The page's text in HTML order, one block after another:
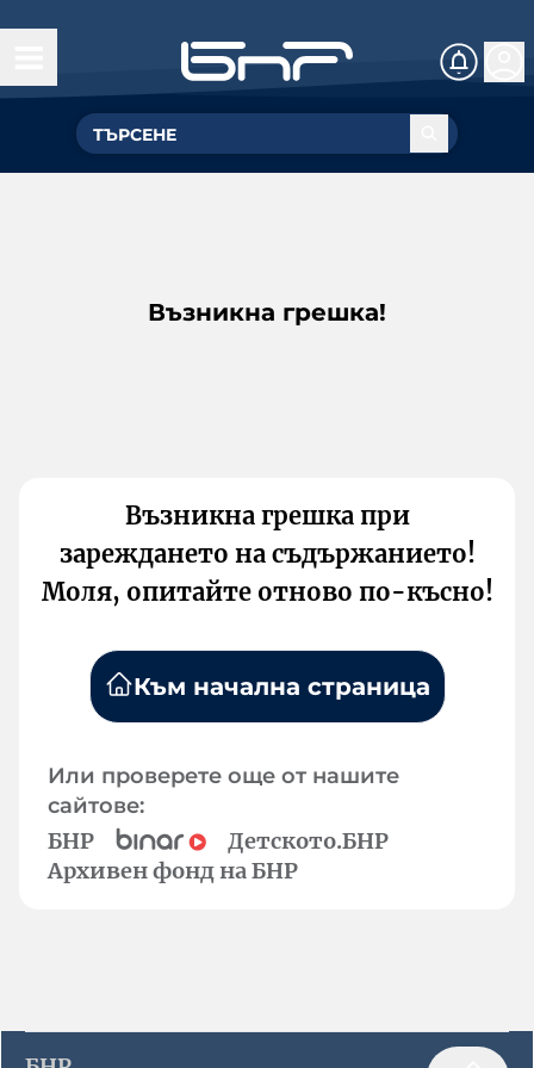
Възникна грешка!
Възникна грешка при
зареждането на съдържанието!
Моля, опитайте отново по-късно!
Към начална страница
Или проверете още от нашите
сайтове:
БНР
Детското.БНР
Архивен фонд на БНР